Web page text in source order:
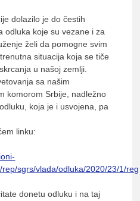
dolazilo je do čestih
odluka koje su vezane i za
želi da pomogne svim
situacija koja se tiče
u našoj zemlji.
sa našim
komorom Srbije, nadležno
koja je i usvojena, pa
linku:
sgrs/vlada/odluka/2020/23/1/reg
donetu odluku i na taj